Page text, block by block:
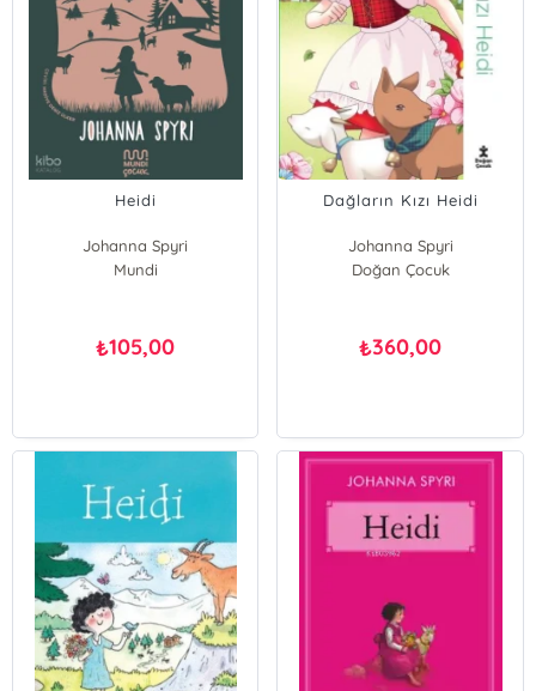
Heidi
Johanna Spyri
Mundi
₺105,00
Dağların Kızı Heidi
Johanna Spyri
Doğan Çocuk
₺360,00